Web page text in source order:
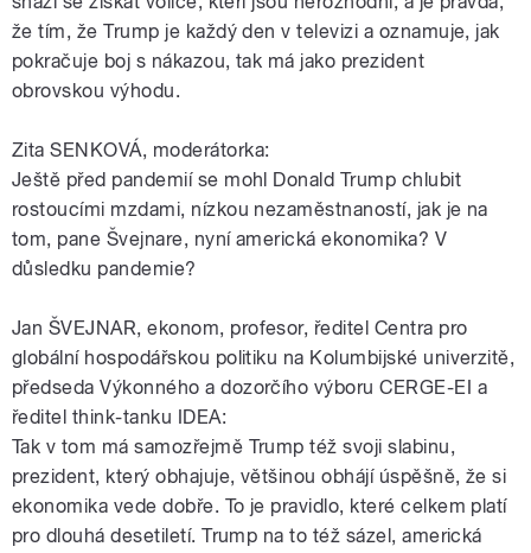
že tím, že Trump je každý den v televizi a oznamuje, jak
pokračuje boj s nákazou, tak má jako prezident
obrovskou výhodu.
Zita SENKOVÁ, moderátorka:
Ještě před pandemií se mohl Donald Trump chlubit
rostoucími mzdami, nízkou nezaměstnaností, jak je na
tom, pane Švejnare, nyní americká ekonomika? V
důsledku pandemie?
Jan ŠVEJNAR, ekonom, profesor, ředitel Centra pro
globální hospodářskou politiku na Kolumbijské univerzitě,
předseda Výkonného a dozorčího výboru CERGE-EI a
ředitel think-tanku IDEA:
Tak v tom má samozřejmě Trump též svoji slabinu,
prezident, který obhajuje, většinou obhájí úspěšně, že si
ekonomika vede dobře. To je pravidlo, které celkem platí
pro dlouhá desetiletí. Trump na to též sázel, americká